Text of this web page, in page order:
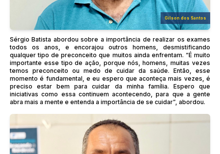
Gilson dos Santos
Sérgio Batista abordou sobre a importância de realizar os exames
todos os anos, e encorajou outros homens, desmistificando
qualquer tipo de preconceito que muitos ainda enfrentam. “É muito
importante esse tipo de ação, porque nós, homens, muitas vezes
temos preconceito ou medo de cuidar da saúde. Então, esse
momento é fundamental, e eu espero que aconteça mais vezes, é
preciso estar bem para cuidar da minha família. Espero que
iniciativas como essa continuem acontecendo, para que a gente
abra mais a mente e entenda a importância de se cuidar”, abordou.